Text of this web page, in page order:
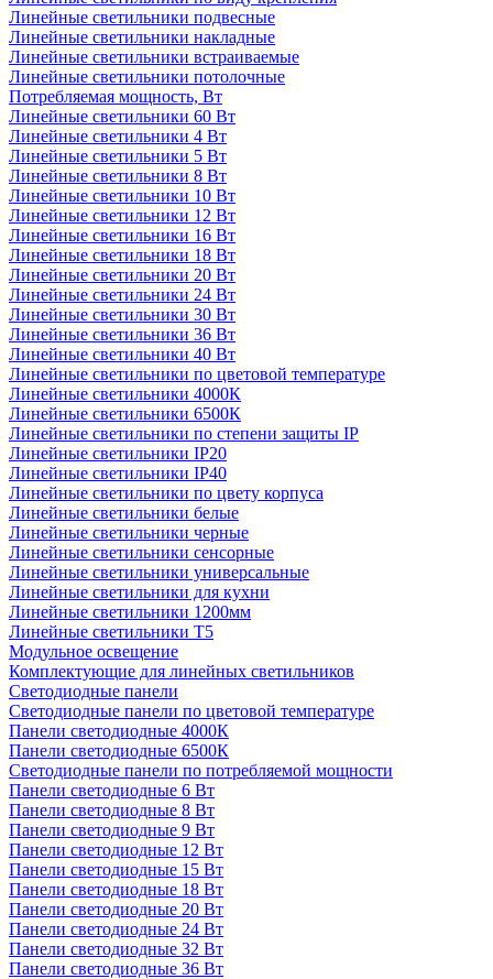
Линейные светильники подвесные
Линейные светильники накладные
Линейные светильники встраиваемые
Линейные светильники потолочные
Потребляемая мощность, Вт
Линейные светильники 60 Вт
Линейные светильники 4 Вт
Линейные светильники 5 Вт
Линейные светильники 8 Вт
Линейные светильники 10 Вт
Линейные светильники 12 Вт
Линейные светильники 16 Вт
Линейные светильники 18 Вт
Линейные светильники 20 Вт
Линейные светильники 24 Вт
Линейные светильники 30 Вт
Линейные светильники 36 Вт
Линейные светильники 40 Вт
Линейные светильники по цветовой температуре
Линейные светильники 4000К
Линейные светильники 6500К
Линейные светильники по степени защиты IP
Линейные светильники IP20
Линейные светильники IP40
Линейные светильники по цвету корпуса
Линейные светильники белые
Линейные светильники черные
Линейные светильники сенсорные
Линейные светильники универсальные
Линейные светильники для кухни
Линейные светильники 1200мм
Линейные светильники Т5
Модульное освещение
Комплектующие для линейных светильников
Светодиодные панели
Светодиодные панели по цветовой температуре
Панели светодиодные 4000К
Панели светодиодные 6500К
Светодиодные панели по потребляемой мощности
Панели светодиодные 6 Вт
Панели светодиодные 8 Вт
Панели светодиодные 9 Вт
Панели светодиодные 12 Вт
Панели светодиодные 15 Вт
Панели светодиодные 18 Вт
Панели светодиодные 20 Вт
Панели светодиодные 24 Вт
Панели светодиодные 32 Вт
Панели светодиодные 36 Вт